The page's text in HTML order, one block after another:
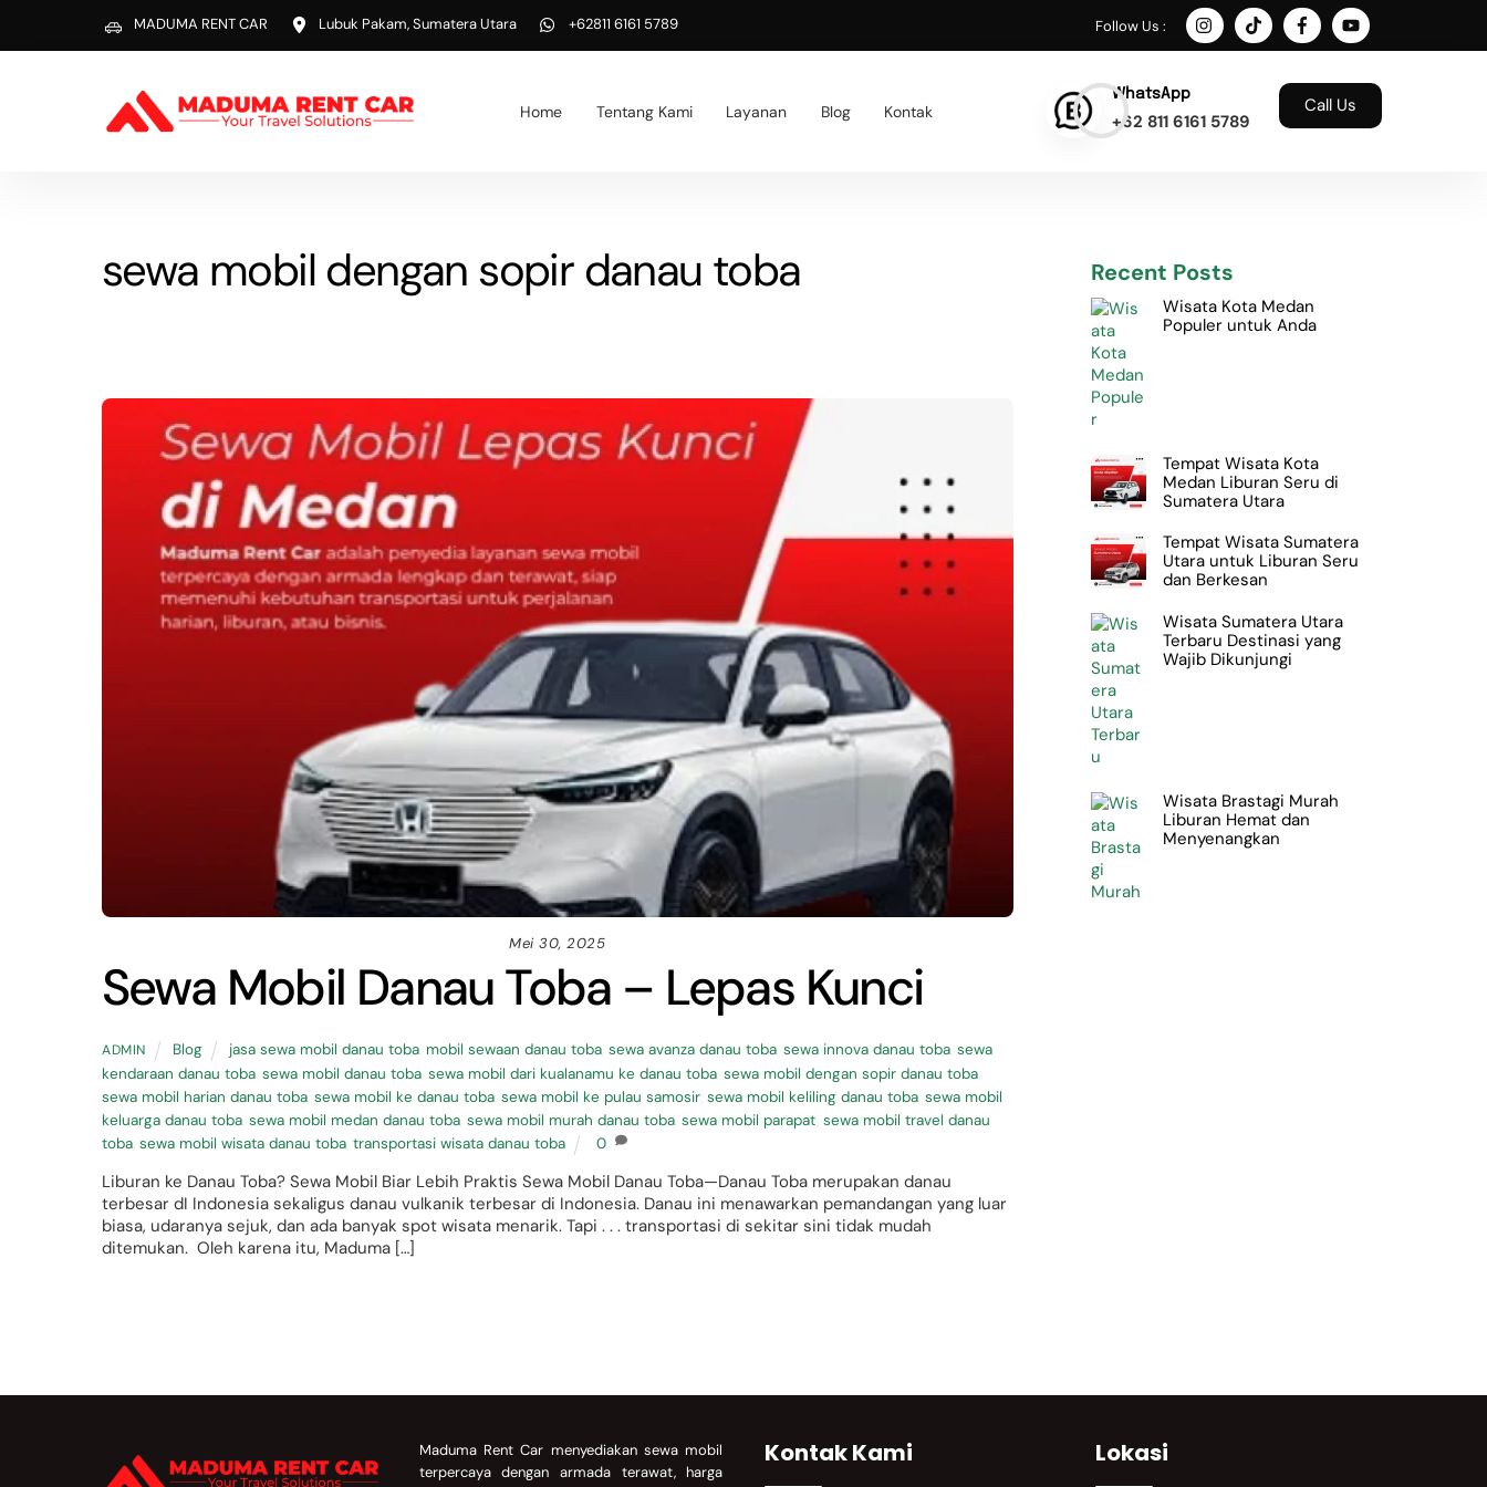
content
MADUMA RENT CAR Lubuk Pakam, Sumatera Utara +62811 6161 5789 Follow Us :
Home Tentang Kami Layanan Blog Kontak
WhatsApp
+62 811 6161 5789
Call Us
sewa mobil dengan sopir danau toba
Mei 30, 2025
Sewa Mobil Danau Toba – Lepas Kunci
ADMIN Blog jasa sewa mobil danau toba mobil sewaan danau toba ,sewa avanza danau toba ,sewa innova danau toba ,sewa
kendaraan danau toba sewa mobil danau toba sewa mobil dari kualanamu ke danau toba sewa mobil dengan sopir danau toba
sewa mobil harian danau toba sewa mobil ke danau toba sewa mobil ke pulau samosir sewa mobil keliling danau toba sewa mobil
keluarga danau toba sewa mobil medan danau toba sewa mobil murah danau toba sewa mobil parapat sewa mobil travel danau
toba sewa mobil wisata danau toba transportasi wisata danau toba 0
Liburan ke Danau Toba? Sewa Mobil Biar Lebih Praktis Sewa Mobil Danau Toba—Danau Toba merupakan danau
terbesar dI Indonesia sekaligus danau vulkanik terbesar di Indonesia. Danau ini menawarkan pemandangan yang luar
biasa, udaranya sejuk, dan ada banyak spot wisata menarik. Tapi . . . transportasi di sekitar sini tidak mudah
ditemukan. Oleh karena itu, Maduma […]
Recent Posts
Wisata Kota Medan
Populer untuk Anda
Tempat Wisata Kota
Medan Liburan Seru di
Sumatera Utara
Tempat Wisata Sumatera
Utara untuk Liburan Seru
dan Berkesan
Wisata Sumatera Utara
Terbaru Destinasi yang
Wajib Dikunjungi
Wisata Brastagi Murah
Liburan Hemat dan
Menyenangkan
Maduma Rent Car menyediakan sewa mobil
terpercaya dengan armada terawat, harga
Kontak Kami Lokasi